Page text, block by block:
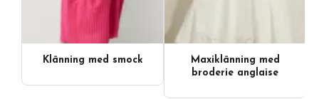
Klänning med smock
Maxiklänning med
broderie anglaise